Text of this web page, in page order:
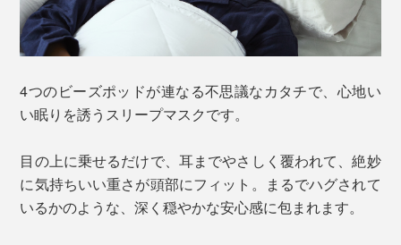
4つのビーズポッドが連なる不思議なカタチで、心地い
い眠りを誘うスリープマスクです。
目の上に乗せるだけで、耳までやさしく覆われて、絶妙
に気持ちいい重さが頭部にフィット。まるでハグされて
いるかのような、深く穏やかな安心感に包まれます。